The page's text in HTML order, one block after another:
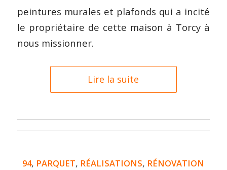
peintures murales et plafonds qui a incité
le propriétaire de cette maison à Torcy à
nous missionner.
Lire la suite
94, PARQUET, RÉALISATIONS, RÉNOVATION